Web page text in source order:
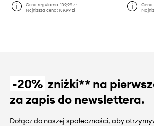
Cena regularna:109,99 zł
Najniższa cena:109,99 zł
Cena
-20% zniżki** na
za zapis do newslettera.
Dołącz do naszej społeczności, aby